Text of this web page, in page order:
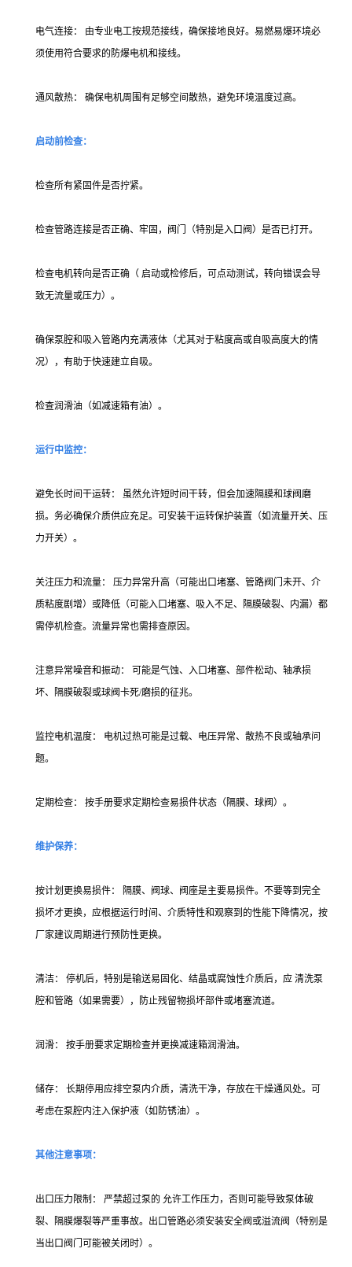
电气连接： 由专业电工按规范接线，确保接地良好。易燃易爆环境必
须使用符合要求的防爆电机和接线。
通风散热： 确保电机周围有足够空间散热，避免环境温度过高。
启动前检查：
检查所有紧固件是否拧紧。
检查管路连接是否正确、牢固，阀门（特别是入口阀）是否已打开。
检查电机转向是否正确（ 启动或检修后，可点动测试，转向错误会导
致无流量或压力）。
确保泵腔和吸入管路内充满液体（尤其对于粘度高或自吸高度大的情
况），有助于快速建立自吸。
检查润滑油（如减速箱有油）。
运行中监控：
避免长时间干运转： 虽然允许短时间干转，但会加速隔膜和球阀磨
损。务必确保介质供应充足。可安装干运转保护装置（如流量开关、压
力开关）。
关注压力和流量： 压力异常升高（可能出口堵塞、管路阀门未开、介
质粘度剧增）或降低（可能入口堵塞、吸入不足、隔膜破裂、内漏）都
需停机检查。流量异常也需排查原因。
注意异常噪音和振动： 可能是气蚀、入口堵塞、部件松动、轴承损
坏、隔膜破裂或球阀卡死/磨损的征兆。
监控电机温度： 电机过热可能是过载、电压异常、散热不良或轴承问
题。
定期检查： 按手册要求定期检查易损件状态（隔膜、球阀）。
维护保养：
按计划更换易损件： 隔膜、阀球、阀座是主要易损件。不要等到完全
损坏才更换，应根据运行时间、介质特性和观察到的性能下降情况，按
厂家建议周期进行预防性更换。
清洁： 停机后，特别是输送易固化、结晶或腐蚀性介质后，应 清洗泵
腔和管路（如果需要），防止残留物损坏部件或堵塞流道。
润滑： 按手册要求定期检查并更换减速箱润滑油。
储存： 长期停用应排空泵内介质，清洗干净，存放在干燥通风处。可
考虑在泵腔内注入保护液（如防锈油）。
其他注意事项：
出口压力限制： 严禁超过泵的 允许工作压力，否则可能导致泵体破
裂、隔膜爆裂等严重事故。出口管路必须安装安全阀或溢流阀（特别是
当出口阀门可能被关闭时）。